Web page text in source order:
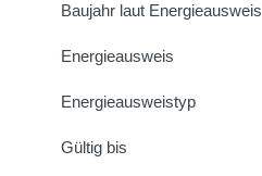
Baujahr laut Energieausweis
Energieausweis
Energie­ausweistyp
Gültig bis